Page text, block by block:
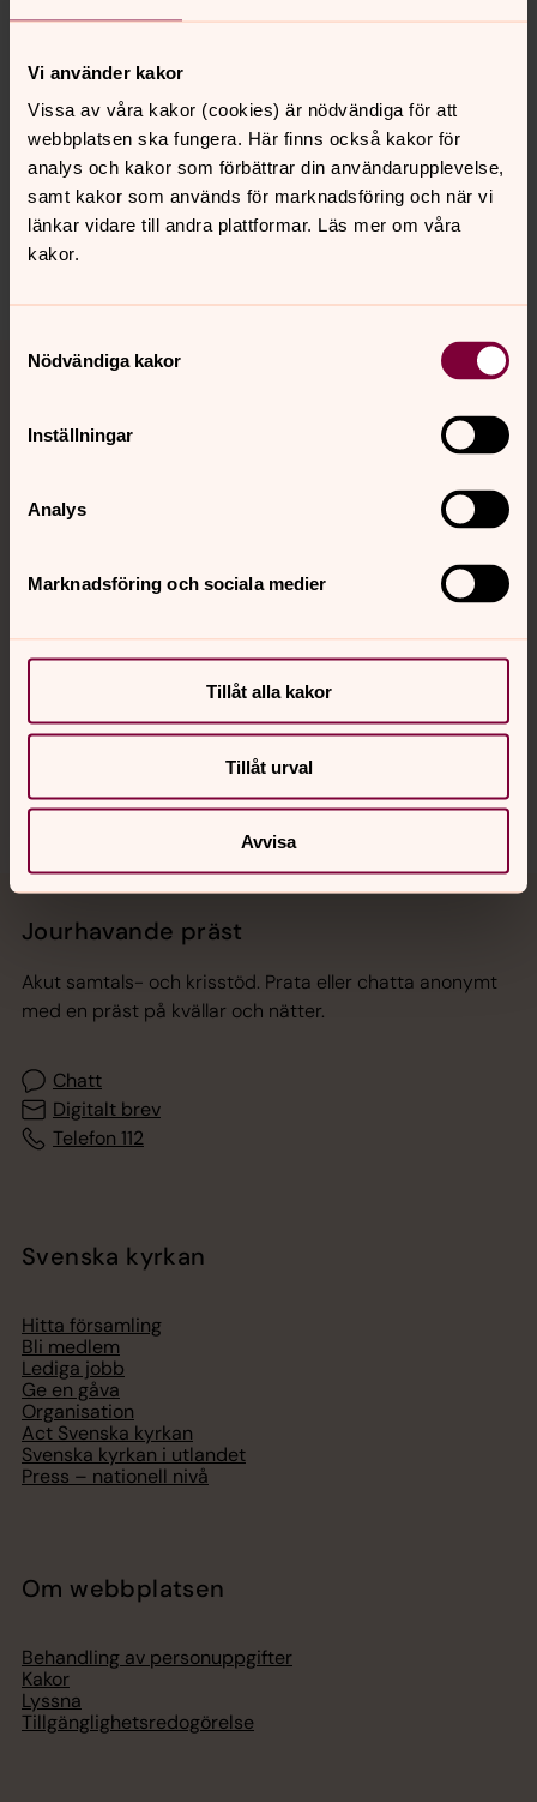
Vi använder kakor
Vissa av våra kakor (cookies) är nödvändiga för att
webbplatsen ska fungera. Här finns också kakor för
analys och kakor som förbättrar din användarupplevelse,
samt kakor som används för marknadsföring och när vi
länkar vidare till andra plattformar. Läs mer om våra
kakor.
Nödvändiga kakor
Inställningar
Analys
Marknadsföring och sociala medier
Tillåt alla kakor
Tillåt urval
Avvisa
Senast ändrad 25 maj 2026
Synpunkter eller frågor på sidans
innehåll?
falu.pastorat@svenskakyrkan.se
Dela
Tillbaka till toppen
Tillbaka till innehållet
Hitta snabbt
Sociala kanaler
Jourhavande präst
Akut samtals- och krisstöd. Prata eller chatta anonymt
med en präst på kvällar och nätter.
Chatt
Digitalt brev
Telefon 112
Svenska kyrkan
Hitta församling
Bli medlem
Lediga jobb
Ge en gåva
Organisation
Act Svenska kyrkan
Svenska kyrkan i utlandet
Press – nationell nivå
Om webbplatsen
Behandling av personuppgifter
Kakor
Lyssna
Tillgänglighetsredogörelse